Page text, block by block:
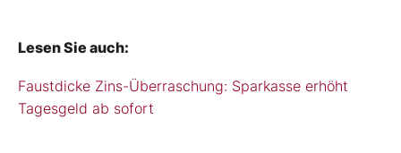
Lesen Sie auch:
Faustdicke Zins-Überraschung: Sparkasse erhöht
Tagesgeld ab sofort